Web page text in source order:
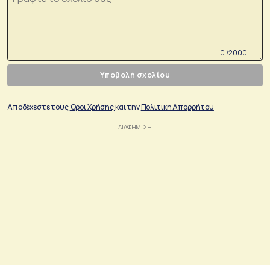
0 /2000
Υποβολή σχολίου
Αποδέχεστε τουςΌροι Χρήσηςκαι τηνΠολιτικη Απορρήτου